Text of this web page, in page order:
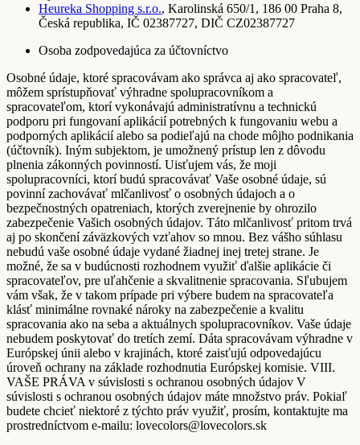
Heureka Shopping s.r.o., Karolinská 650/1, 186 00 Praha 8,
Česká republika, IČ 02387727, DIČ CZ02387727
Osoba zodpovedajúca za účtovníctvo
Osobné údaje, ktoré spracovávam ako správca aj ako spracovateľ,
môžem sprístupňovať výhradne spolupracovníkom a
spracovateľom, ktorí vykonávajú administratívnu a technickú
podporu pri fungovaní aplikácií potrebných k fungovaniu webu a
podporných aplikácií alebo sa podieľajú na chode môjho podnikania
(účtovník). Iným subjektom, je umožnený prístup len z dôvodu
plnenia zákonných povinností. Uisťujem vás, že moji
spolupracovníci, ktorí budú spracovávať Vaše osobné údaje, sú
povinní zachovávať mlčanlivosť o osobných údajoch a o
bezpečnostných opatreniach, ktorých zverejnenie by ohrozilo
zabezpečenie Vašich osobných údajov. Táto mlčanlivosť pritom trvá
aj po skončení záväzkových vzťahov so mnou. Bez vášho súhlasu
nebudú vaše osobné údaje vydané žiadnej inej tretej strane. Je
možné, že sa v budúcnosti rozhodnem využiť ďalšie aplikácie či
spracovateľov, pre uľahčenie a skvalitnenie spracovania. Sľubujem
vám však, že v takom prípade pri výbere budem na spracovateľa
klásť minimálne rovnaké nároky na zabezpečenie a kvalitu
spracovania ako na seba a aktuálnych spolupracovníkov. Vaše údaje
nebudem poskytovať do tretích zemí. Dáta spracovávam výhradne v
Európskej únii alebo v krajinách, ktoré zaisťujú odpovedajúcu
úroveň ochrany na základe rozhodnutia Európskej komisie. VIII.
VAŠE PRÁVA v súvislosti s ochranou osobných údajov V
súvislosti s ochranou osobných údajov máte množstvo práv. Pokiaľ
budete chcieť niektoré z týchto práv využiť, prosím, kontaktujte ma
prostredníctvom e-mailu: lovecolors@lovecolors.sk